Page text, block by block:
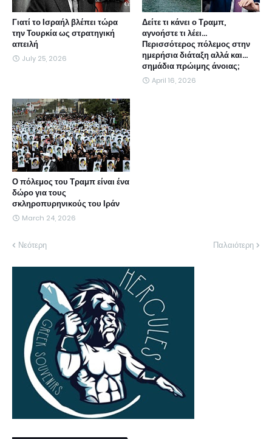
Γιατί το Ισραήλ βλέπει τώρα
την Τουρκία ως στρατηγική
απειλή
July 25, 2026
Δείτε τι κάνει ο Τραμπ,
αγνοήστε τι λέει...
Περισσότερος πόλεμος στην
ημερήσια διάταξη αλλά και...
σημάδια πρώιμης άνοιας;
April 16, 2026
Ο πόλεμος του Τραμπ είναι ένα
δώρο για τους
σκληροπυρηνικούς του Ιράν
March 24, 2026
Νεότερη Παλαιότερη